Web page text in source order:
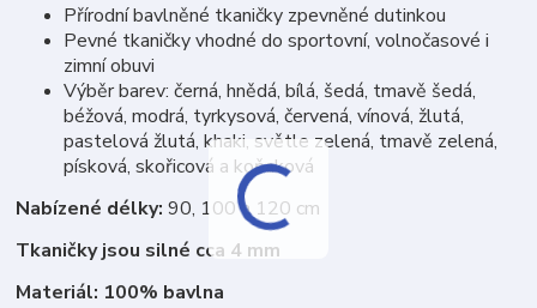
Přírodní bavlněné tkaničky zpevněné dutinkou
Pevné tkaničky vhodné do sportovní, volnočasové i
zimní obuvi
Výběr barev: černá, hnědá, bílá, šedá, tmavě šedá,
béžová, modrá, tyrkysová, červená, vínová, žlutá,
pastelová žlutá, khaki, světle zelená, tmavě zelená,
písková, skořicová a koňaková
Nabízené délky: 90, 100 a 120 cm
Tkaničky jsou silné cca 4 mm
Materiál: 100% bavlna